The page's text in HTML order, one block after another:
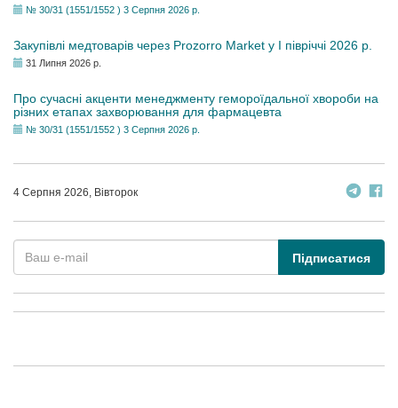
№ 30/31 (1551/1552 ) 3 Серпня 2026 р.
Закупівлі медтоварів через Prozorro Market у I півріччі 2026 р.
31 Липня 2026 р.
Про сучасні акценти менеджменту гемороїдальної хвороби на
різних етапах захворювання для фармацевта
№ 30/31 (1551/1552 ) 3 Серпня 2026 р.
4 Серпня 2026, Вівторок
Підписатися